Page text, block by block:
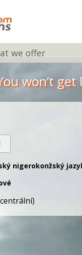
we offer
won’t
nigerokonžský